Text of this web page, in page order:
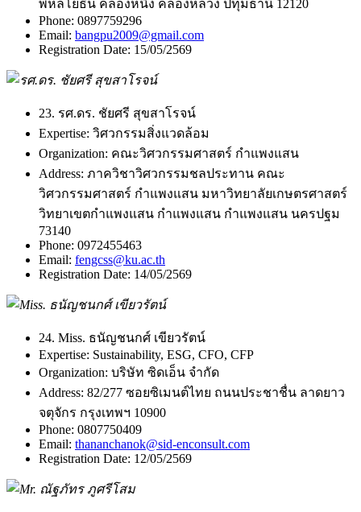
พหลโยธิน คลองหนึ่ง คลองหลวง ปทุมธานี 12120
Phone: 0897759296
Email: bangpu2009@gmail.com
Registration Date: 15/05/2569
23. รศ.ดร. ชัยศรี สุขสาโรจน์
Expertise: วิศวกรรมสิ่งแวดล้อม
Organization: คณะวิศวกรรมศาสตร์ กำแพงแสน
Address: ภาควิชาวิศวกรรมชลประทาน คณะ
วิศวกรรมศาสตร์ กำแพงแสน มหาวิทยาลัยเกษตรศาสตร์
วิทยาเขตกำแพงแสน กำแพงแสน กำแพงแสน นครปฐม
73140
Phone: 0972455463
Email: fengcss@ku.ac.th
Registration Date: 14/05/2569
24. Miss. ธนัญชนกศ์ เขียวรัตน์
Expertise: Sustainability, ESG, CFO, CFP
Organization: บริษัท ซิดเอ็น จำกัด
Address: 82/277 ซอยซิเมนต์ไทย ถนนประชาชื่น ลาดยาว
จตุจักร กรุงเทพฯ 10900
Phone: 0807750409
Email: thananchanok@sid-enconsult.com
Registration Date: 12/05/2569